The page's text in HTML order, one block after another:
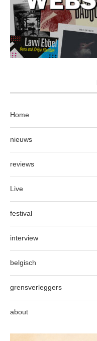
Home
nieuws
reviews
Live
festival
interview
belgisch
grensverleggers
about